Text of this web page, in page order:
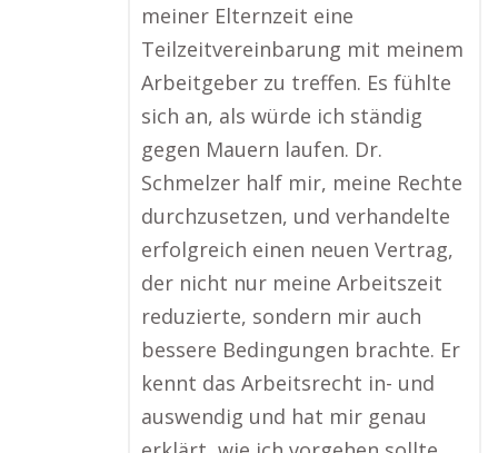
meiner Elternzeit eine
Teilzeitvereinbarung mit meinem
Arbeitgeber zu treffen. Es fühlte
sich an, als würde ich ständig
gegen Mauern laufen. Dr.
Schmelzer half mir, meine Rechte
durchzusetzen, und verhandelte
erfolgreich einen neuen Vertrag,
der nicht nur meine Arbeitszeit
reduzierte, sondern mir auch
bessere Bedingungen brachte. Er
kennt das Arbeitsrecht in- und
auswendig und hat mir genau